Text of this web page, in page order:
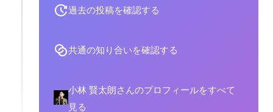
過去の投稿を確認する
共通の知り合いを確認する
小林 賢太朗さんのプロフィールをすべて
見る